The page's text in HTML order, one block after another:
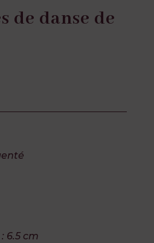
de danse de
: 6.5 cm